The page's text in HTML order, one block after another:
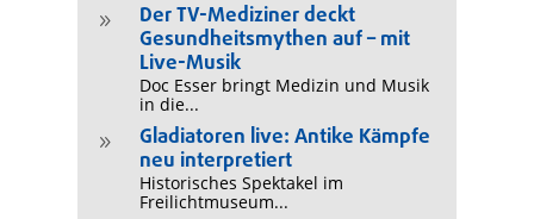
9
Der TV-Mediziner deckt
Gesundheitsmythen auf – mit
Live-Musik
Doc Esser bringt Medizin und Musik
in die...
9
Gladiatoren live: Antike Kämpfe
neu interpretiert
Historisches Spektakel im
Freilichtmuseum...